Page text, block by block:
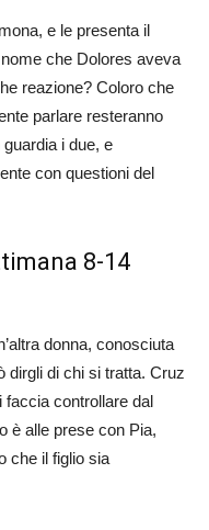
e le presenta il
che Dolores aveva
reazione? Coloro che
parlare resteranno
i due, e
con questioni del
8-14
donna, conosciuta
dirgli di chi si tratta. Cruz
faccia controllare dal
è alle prese con Pia,
che il figlio sia